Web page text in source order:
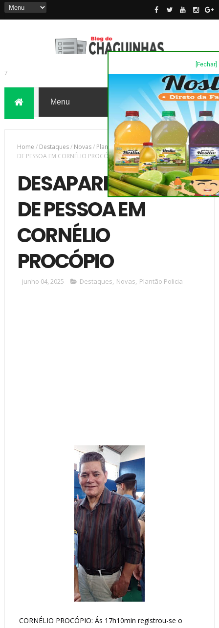
[Fechar]
7
Home / Destaques/ Novas/ Plantão Policia/DESAPARECIMENTO
DE PESSOA EM CORNÉLIO PROCÓPIO
DESAPARECIMENTO
DE PESSOA EM
CORNÉLIO
PROCÓPIO
junho 04, 2025 Destaques, Novas, Plantão Policia
CORNÉLIO PROCÓPIO: Ás 17h10min registrou-se o